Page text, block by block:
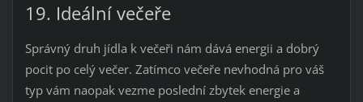
19. Ideální večeře
Správný druh jídla k večeři nám dává energii a dobrý
pocit po celý večer. Zatímco večeře nevhodná pro váš
typ vám naopak vezme poslední zbytek energie a